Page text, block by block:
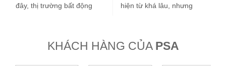
đây, thị trường bất động
hiện từ khá lâu, nhưng
KHÁCH HÀNG CỦA PSA